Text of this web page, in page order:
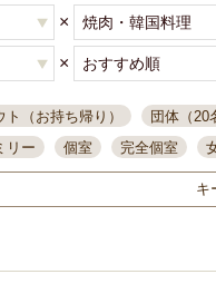
×
×
ト（お持ち帰り） 団体（20
リー 個室 完全個室
一人
飲み コスパ最高 肉料理
県産魚 焼鳥 忘年会コー
キ